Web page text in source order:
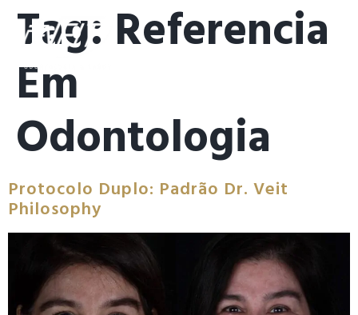
Tag: Referencia
Em
Odontologia
Protocolo Duplo: Padrão Dr. Veit
Philosophy